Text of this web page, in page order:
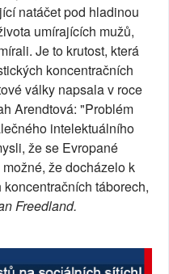
natáčet pod hladinou
umírajících mužů,
Je to krutost, která
koncentračních
války napsala v roce
Arendtová: "Problém
intelektuálního
že se Evropané
že docházelo k
táborech,
Freedland.